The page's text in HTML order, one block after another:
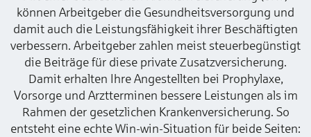
können Arbeitgeber die Gesundheitsversorgung und
damit auch die Leistungsfähigkeit ihrer Beschäftigten
verbessern. Arbeitgeber zahlen meist steuerbegünstigt
die Beiträge für diese private Zusatzversicherung.
Damit erhalten Ihre Angestellten bei Prophylaxe,
Vorsorge und Arztterminen bessere Leistungen als im
Rahmen der gesetzlichen Krankenversicherung. So
entsteht eine echte Win-win-Situation für beide Seiten: